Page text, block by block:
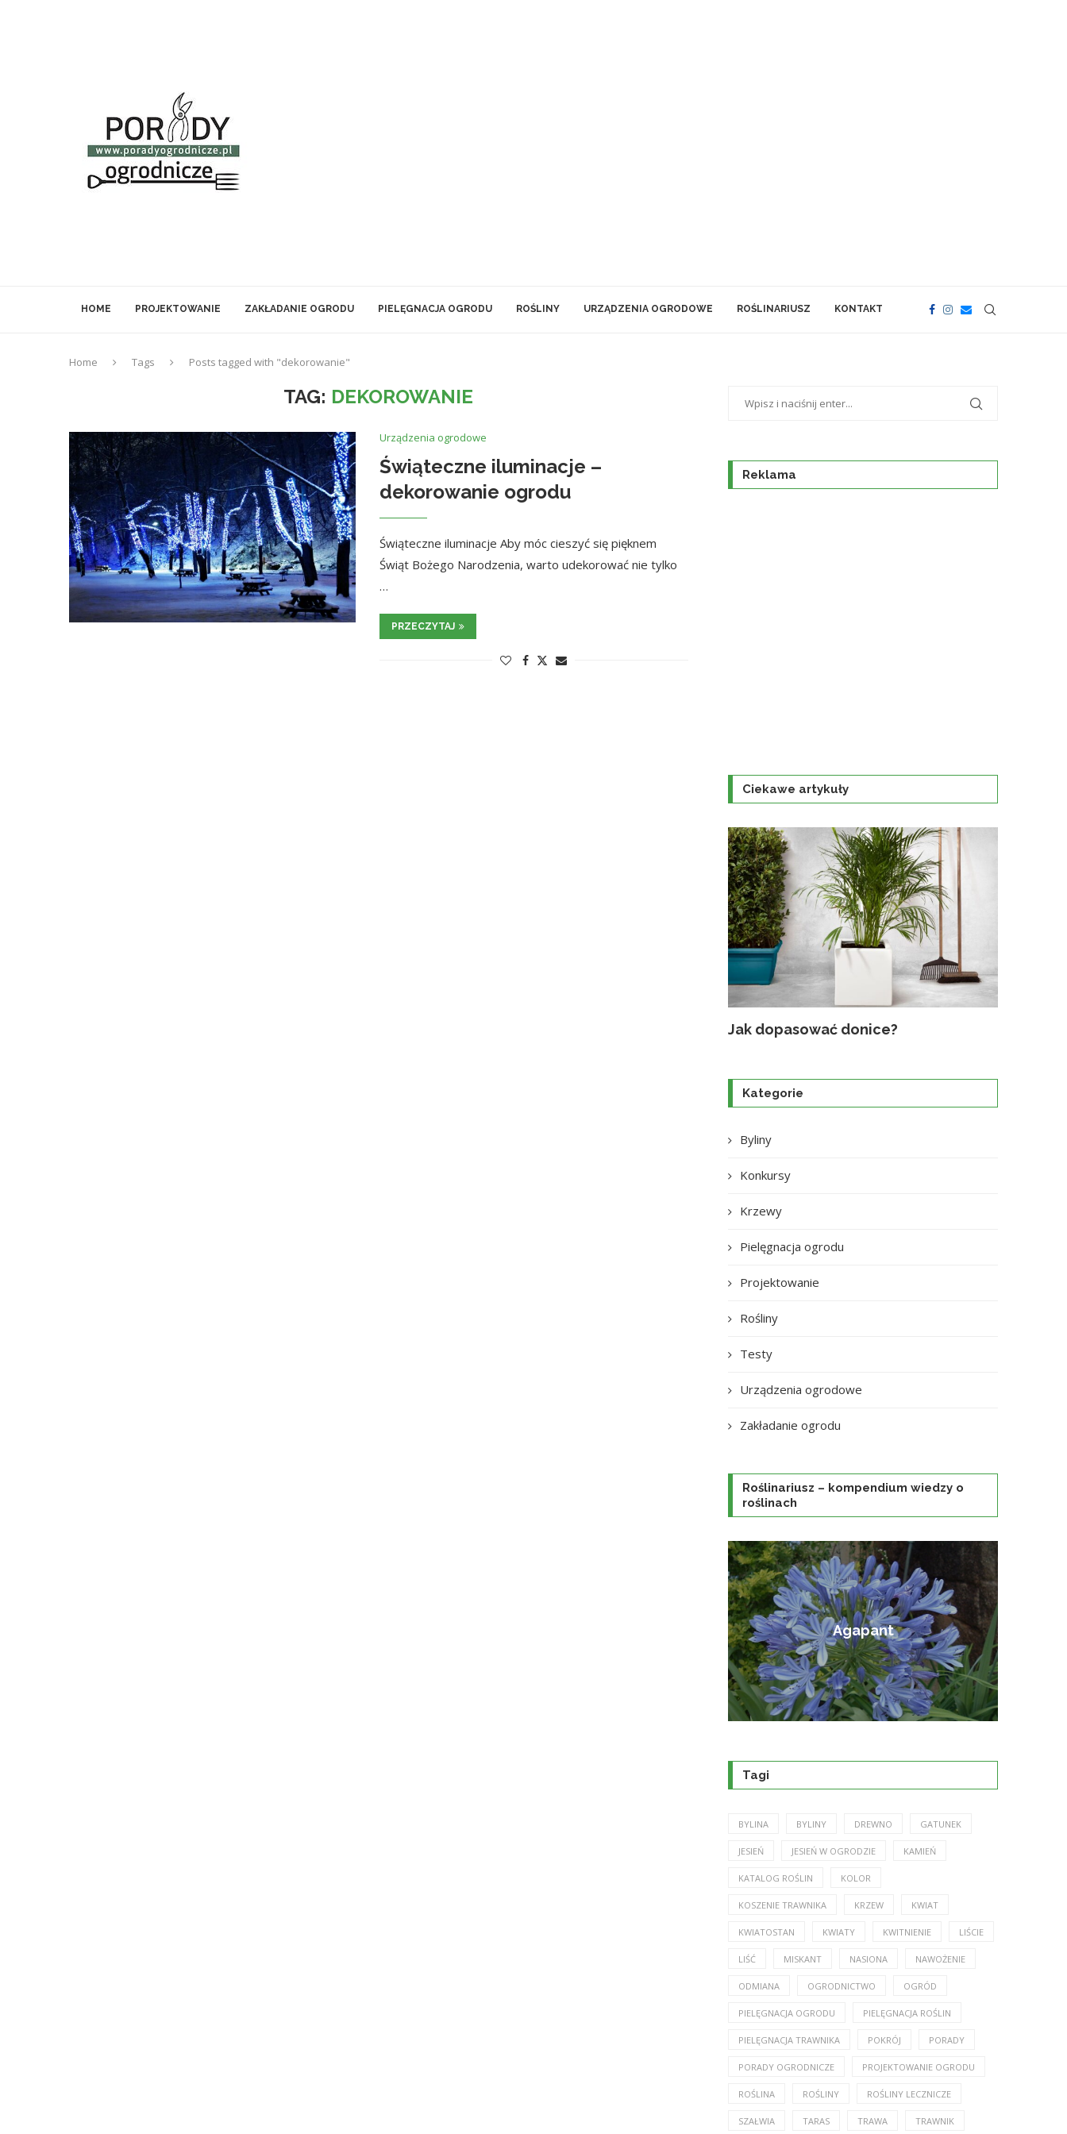
HOME PROJEKTOWANIE ZAKŁADANIE OGRODU PIELĘGNACJA OGRODU ROŚLINY URZĄDZENIA OGRODOWE ROŚLINARIUSZ KONTAKT
Home Tags Posts tagged with "dekorowanie"
TAG: DEKOROWANIE
Urządzenia ogrodowe
Świąteczne iluminacje –
dekorowanie ogrodu
Świąteczne iluminacje Aby móc cieszyć się pięknem
Świąt Bożego Narodzenia, warto udekorować nie tylko
…
PRZECZYTAJ
Reklama
Ciekawe artykuły
Jak dopasować donice?
Kategorie
Byliny
Konkursy
Krzewy
Pielęgnacja ogrodu
Projektowanie
Rośliny
Testy
Urządzenia ogrodowe
Zakładanie ogrodu
Roślinariusz – kompendium wiedzy o
roślinach
Amorfa krzewiasta
Tagi
BYLINA BYLINY DREWNO GATUNEK
JESIEŃ JESIEŃ W OGRODZIE KAMIEŃ
KATALOG ROŚLIN KOLOR
KOSZENIE TRAWNIKA KRZEW KWIAT
KWIATOSTAN KWIATY KWITNIENIE LIŚCIE
LIŚĆ MISKANT NASIONA NAWOŻENIE
ODMIANA OGRODNICTWO OGRÓD
PIELĘGNACJA OGRODU PIELĘGNACJA ROŚLIN
PIELĘGNACJA TRAWNIKA POKRÓJ PORADY
PORADY OGRODNICZE PROJEKTOWANIE OGRODU
ROŚLINA ROŚLINY ROŚLINY LECZNICZE
SZAŁWIA TARAS TRAWA TRAWNIK